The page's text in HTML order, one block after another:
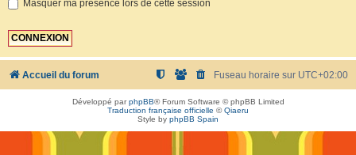
Masquer ma présence lors de cette session
Accueil du forum Fuseau horaire sur UTC+02:00
Développé parphpBB® Forum Software © phpBB Limited
Traduction française officielle ©Qiaeru
Style by phpBB Spain